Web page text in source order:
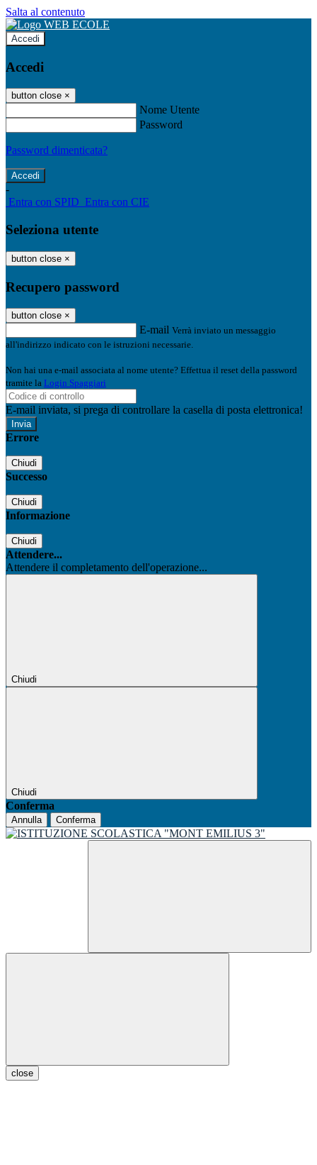
Salta al contenuto
Accedi
Accedi
button close ×
Nome Utente
Password
Password dimenticata?
-
Entra con SPID Entra con CIE
Seleziona utente
button close ×
Recupero password
button close ×
E-mail Verrà inviato un messaggio
all'indirizzo indicato con le istruzioni necessarie.
Non hai una e-mail associata al nome utente? Effettua il reset della password
tramite la Login Spaggiari
E-mail inviata, si prega di controllare la casella di posta elettronica!
Errore
Chiudi
Successo
Chiudi
Informazione
Chiudi
Attendere...
Attendere il completamento dell'operazione...
Chiudi
Chiudi
Conferma
Annulla Conferma
close